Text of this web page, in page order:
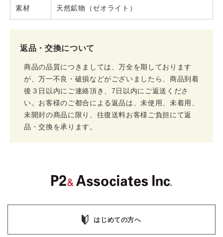
素材 天然鉱物（ゼオライト）
返品・交換について
商品の品質につきましては、万全を期しております
が、万一不良・破損などがございましたら、商品到着
後３日以内にご連絡頂き、7日以内にご返送くださ
い。お客様のご都合による返品は、未使用、未着用、
未開封の商品に限り、往復送料お客様ご負担にて返
品・交換を承ります。
はじめての方へ